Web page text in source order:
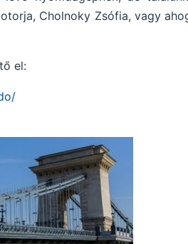
Cholnoky Zsófia, vagy
el: